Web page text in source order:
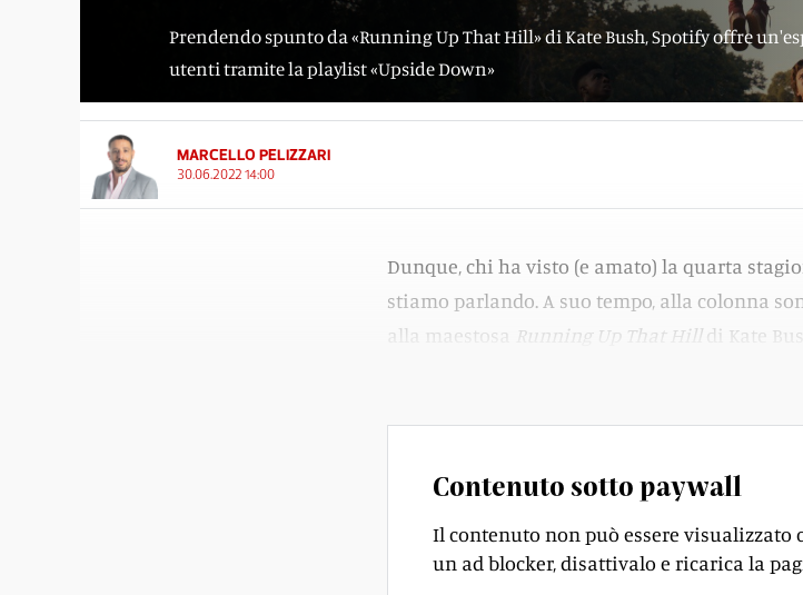
Prendendo spunto da «Running Up That Hill» di Kate Bush, Spotify offre
utenti tramite la playlist «Upside Down»
MARCELLO PELIZZARI
30.06.2022 14:00
Dunque, chi ha visto (e amato) la quarta
stiamo parlando. A suo tempo, alla colonna
alla maestosa Running Up That Hilldi Kate
Contenuto sotto paywall
Il contenuto non può essere visualizzato
un ad blocker, disattivalo e ricarica la